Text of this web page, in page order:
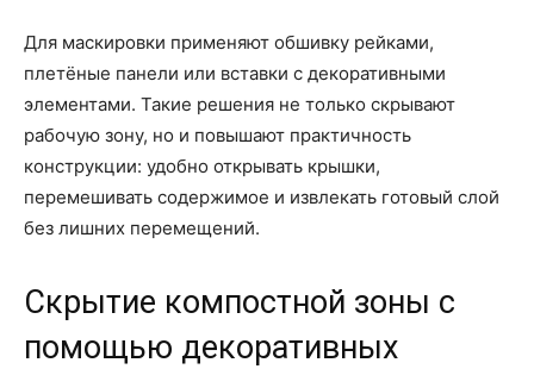
Для маскировки применяют обшивку рейками,
плетёные панели или вставки с декоративными
элементами. Такие решения не только скрывают
рабочую зону, но и повышают практичность
конструкции: удобно открывать крышки,
перемешивать содержимое и извлекать готовый слой
без лишних перемещений.
Скрытие компостной зоны с
помощью декоративных